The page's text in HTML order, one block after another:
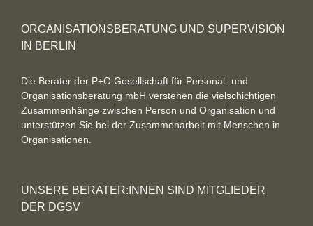
ORGANISATIONSBERATUNG UND SUPERVISION
IN BERLIN
Die Berater der P+O Gesellschaft für Personal- und
Organisationsberatung mbH verstehen die vielschichtigen
Zusammenhänge zwischen Person und Organisation und
unterstützen Sie bei der Zusammenarbeit mit Menschen in
Organisationen.
UNSERE BERATER:INNEN SIND MITGLIEDER
DER DGSV